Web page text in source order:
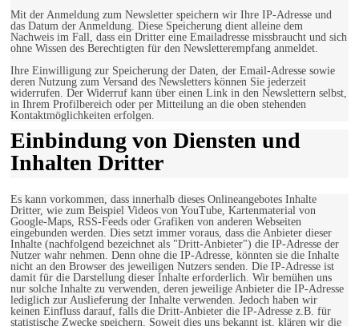
Mit der Anmeldung zum Newsletter speichern wir Ihre IP-Adresse und
das Datum der Anmeldung. Diese Speicherung dient alleine dem
Nachweis im Fall, dass ein Dritter eine Emailadresse missbraucht und sich
ohne Wissen des Berechtigten für den Newsletterempfang anmeldet.
Ihre Einwilligung zur Speicherung der Daten, der Email-Adresse sowie
deren Nutzung zum Versand des Newsletters können Sie jederzeit
widerrufen. Der Widerruf kann über einen Link in den Newslettern selbst,
in Ihrem Profilbereich oder per Mitteilung an die oben stehenden
Kontaktmöglichkeiten erfolgen.
Einbindung von Diensten und
Inhalten Dritter
Es kann vorkommen, dass innerhalb dieses Onlineangebotes Inhalte
Dritter, wie zum Beispiel Videos von YouTube, Kartenmaterial von
Google-Maps, RSS-Feeds oder Grafiken von anderen Webseiten
eingebunden werden. Dies setzt immer voraus, dass die Anbieter dieser
Inhalte (nachfolgend bezeichnet als "Dritt-Anbieter") die IP-Adresse der
Nutzer wahr nehmen. Denn ohne die IP-Adresse, könnten sie die Inhalte
nicht an den Browser des jeweiligen Nutzers senden. Die IP-Adresse ist
damit für die Darstellung dieser Inhalte erforderlich. Wir bemühen uns
nur solche Inhalte zu verwenden, deren jeweilige Anbieter die IP-Adresse
lediglich zur Auslieferung der Inhalte verwenden. Jedoch haben wir
keinen Einfluss darauf, falls die Dritt-Anbieter die IP-Adresse z.B. für
statistische Zwecke speichern. Soweit dies uns bekannt ist, klären wir die